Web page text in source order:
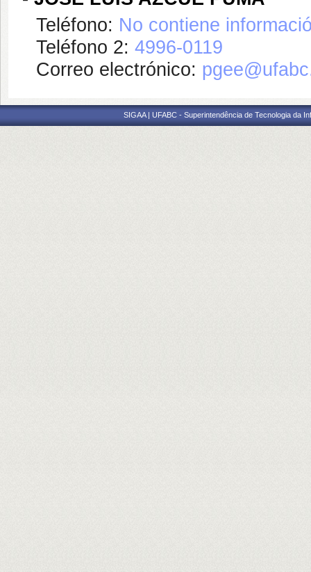
Teléfono: No contiene
Teléfono 2: 4996-0119
Correo electrónico:
SIGAA | UFABC - Superintendência de Tecnologia da